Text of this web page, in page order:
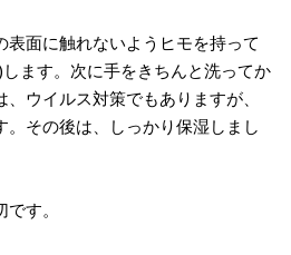
表面に触れないようヒモを持って
ます。次に手をきちんと洗ってか
ウイルス対策でもありますが、
。その後は、しっかり保湿しまし
す。